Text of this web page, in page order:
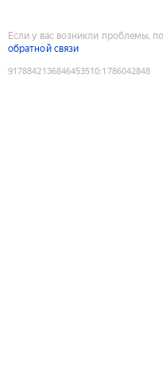
Если у вас возникли проблемы,
обратной связи
9178842136846453510:1786042848